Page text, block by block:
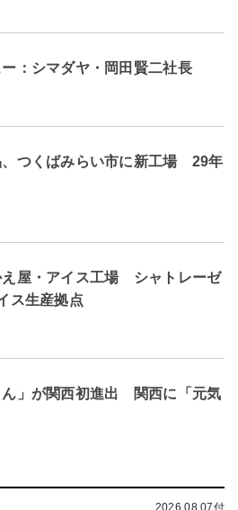
ー：シマダヤ・岡田賢二社長
、つくばみらい市に新工場 29年
え屋・アイス工場 シャトレーゼ
ス生産拠点
ん」が関西初進出 関西に「元気
2026.08.07付